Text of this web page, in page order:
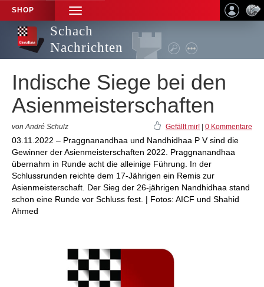
SHOP
TOGGLE
NAVIGATION
Schach
Nachrichten
Indische Siege bei den
Asienmeisterschaften
von André Schulz Gefällt mir! 0 Kommentare
03.11.2022 – Praggnanandhaa und Nandhidhaa P V sind die
Gewinner der Asienmeisterschaften 2022. Praggnanandhaa
übernahm in Runde acht die alleinige Führung. In der
Schlussrunden reichte dem 17-Jährigen ein Remis zur
Asienmeisterschaft. Der Sieg der 26-jährigen Nandhidhaa stand
schon eine Runde vor Schluss fest. | Fotos: AICF und Shahid
Ahmed